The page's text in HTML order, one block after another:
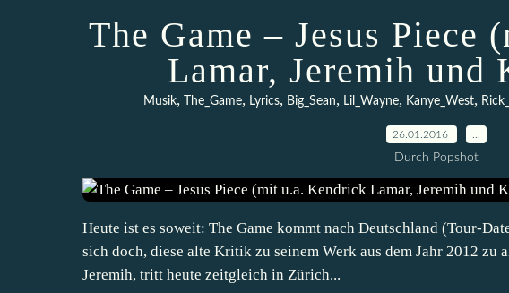
The Game – Jesus Piece
Lamar, Jeremih und
Musik, The_Game, Lyrics, Big_Sean, Lil_Wayne, Kanye_West,
26.01.2016
Durch Popshot
Heute ist es soweit: The Game kommt nach Deutschland (Tour-
sich doch, diese alte Kritik zu seinem Werk aus dem Jahr 2012 zu
Jeremih, tritt heute zeitgleich in Zürich...